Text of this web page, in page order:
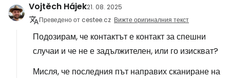
Vojtěch Hájek21. 08. 2025
Преведено от cestee.cz Вижте оригиналния текст
Подозирам, че контактът е контакт за спешни
случаи и че не е задължителен, или го изискват?
Мисля, че последния път направих сканиране на